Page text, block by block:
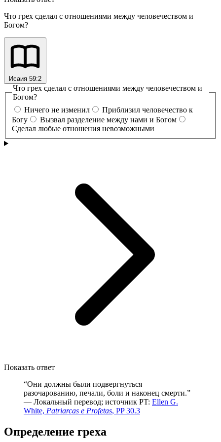
Что грех сделал с отношениями между человечеством и
Богом?
Исаия 59:2
Что грех сделал с отношениями между человечеством и
Богом?
Ничего не изменил
Приблизил человечество к
Богу
Вызвал разделение между нами и Богом
Сделал любые отношения невозможными
Показать ответ
“Они должны были подвергнуться
разочарованию, печали, боли и наконец смерти.”
— Локальный перевод; источник PT: Ellen G.
White, Patriarcas e Profetas, PP 30.3
Определение греха